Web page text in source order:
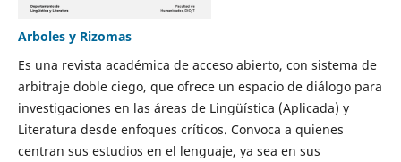
Arboles y Rizomas
Es una revista académica de acceso abierto, con sistema de
arbitraje doble ciego, que ofrece un espacio de diálogo para
investigaciones en las áreas de Lingüística (Aplicada) y
Literatura desde enfoques críticos. Convoca a quienes
centran sus estudios en el lenguaje, ya sea en sus